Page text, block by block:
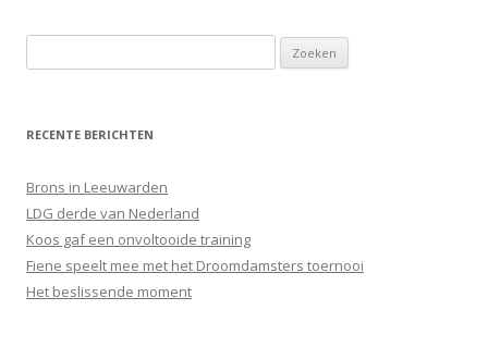
naar:
RECENTE BERICHTEN
Brons in Leeuwarden
LDG derde van Nederland
Koos gaf een onvoltooide training
Fiene speelt mee met het Droomdamsters toernooi
Het beslissende moment